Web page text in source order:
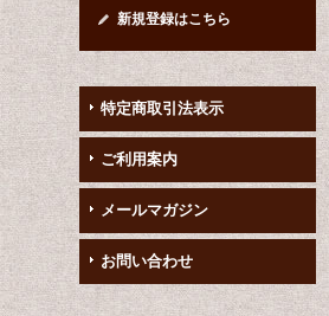
新規登録はこちら
特定商取引法表示
ご利用案内
メールマガジン
お問い合わせ